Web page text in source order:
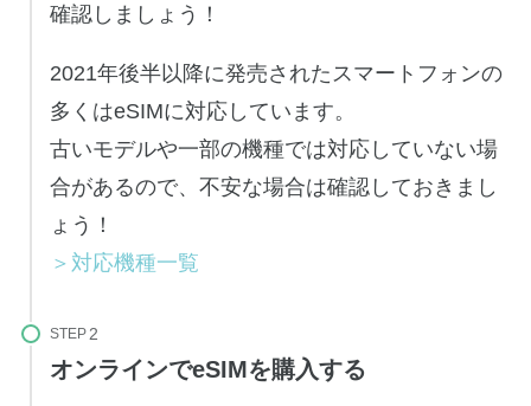
確認しましょう！
2021年後半以降に発売されたスマートフォンの
多くはeSIMに対応しています。
古いモデルや一部の機種では対応していない場
合があるので、不安な場合は確認しておきまし
ょう！
＞対応機種一覧
STEP
オンラインでeSIMを購入する